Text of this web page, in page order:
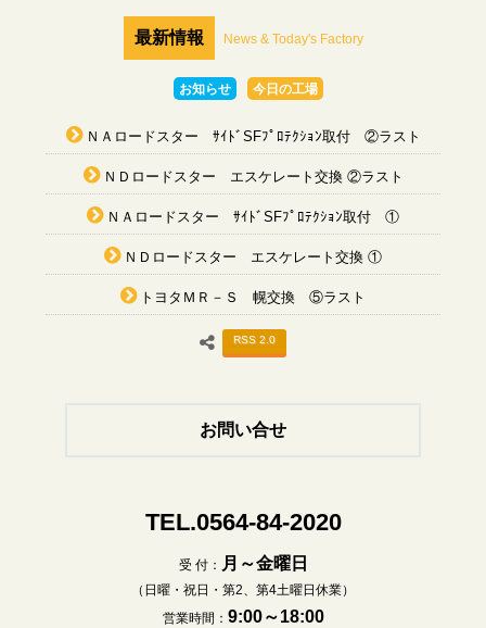
最新情報 News & Today's Factory
お知らせ 今日の工場
ＮＡロードスター ｻｲﾄﾞSFﾌﾟﾛﾃｸｼｮﾝ取付 ②ラスト
ＮＤロードスター エスケレート交換 ②ラスト
ＮＡロードスター ｻｲﾄﾞSFﾌﾟﾛﾃｸｼｮﾝ取付 ①
ＮＤロードスター エスケレート交換 ①
トヨタＭＲ－Ｓ 幌交換 ⑤ラスト
RSS 2.0
お問い合せ
TEL.0564-84-2020
受 付： 月～金曜日
（日曜・祝日・第2、第4土曜日休業）
営業時間： 9:00～18:00